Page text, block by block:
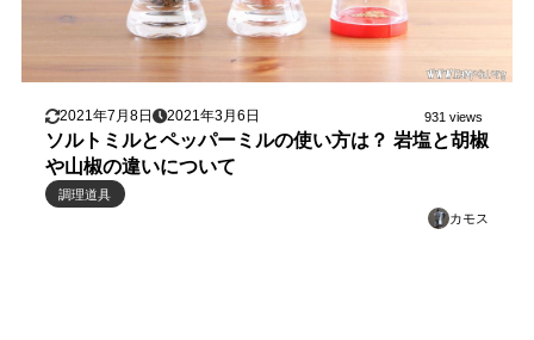
2021年7月8日 2021年3月6日 931 views
ソルトミルとペッパーミルの使い方は？ 岩塩と胡椒
や山椒の違いについて
調理道具
カモス